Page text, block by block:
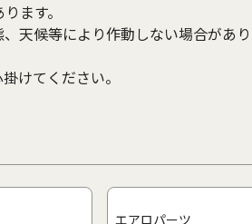
ます。
天候等により作動しない場合があ
けてください。
エアロパーツ